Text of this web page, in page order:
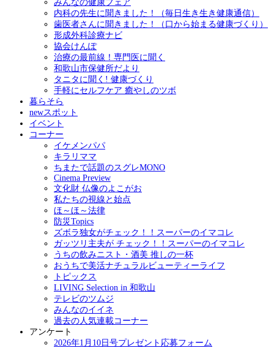
みんなの健康フェア
内科の先生に聞きました！（毎日生き生き健康通信）
歯医者さんに聞きました！（口から始まる健康づくり）
形成外科診療ナビ
協会けんぽ
治療の最前線！専門医に聞く
和歌山市保健所だより
タニタに聞く! 健康づくり
手軽にセルフケア 癒やしのツボ
暮らそら
newスポット
イベント
コーナー
イケメンパパ
キラリママ
ちまたで話題のスグレMONO
Cinema Preview
文化財 仏像のよこがお
私たちの視線と始点
ほ～ほ～法律
防災Topics
ズボラ独女がチェック！！スーパーのイマコレ
ガッツリ主夫が チェック！！スーパーのイマコレ
うちの飲みニスト・酒美 推しの一杯
おうちで美活ナチュラルビューティーライフ
トピックス
LIVING Selection in 和歌山
テレビのツムジ
みんなのイイネ
過去の人気連載コーナー
アンケート
2026年1月10日号プレゼント応募フォーム